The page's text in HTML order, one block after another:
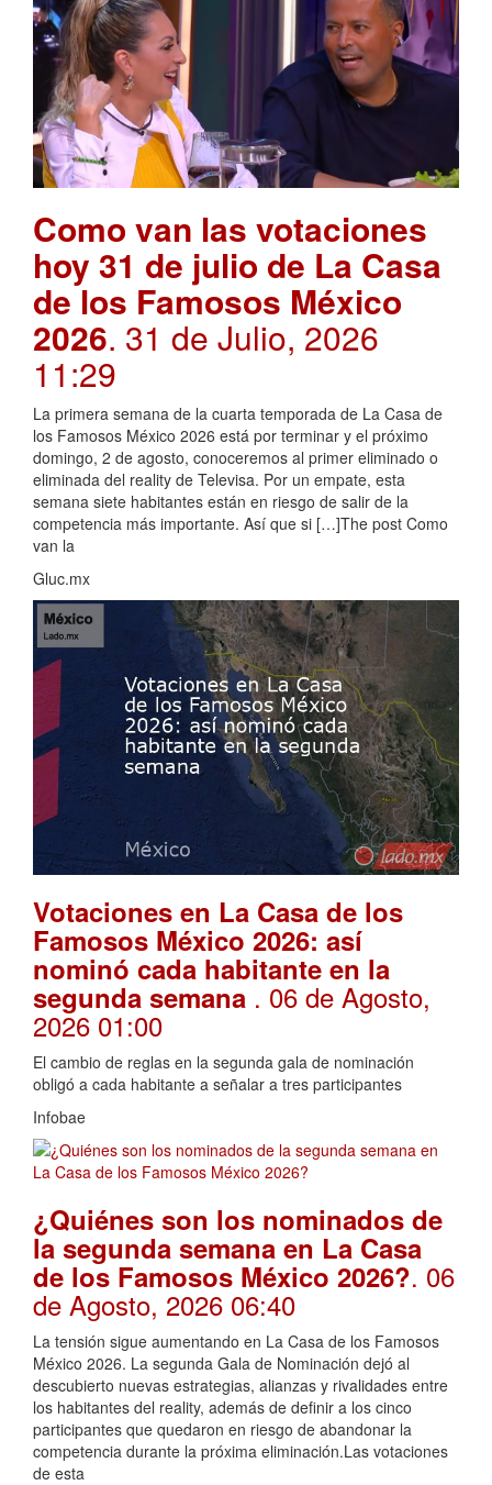
Como van las votaciones
hoy 31 de julio de La Casa
de los Famosos México
2026. 31 de Julio, 2026
11:29
La primera semana de la cuarta temporada de La Casa de
los Famosos México 2026 está por terminar y el próximo
domingo, 2 de agosto, conoceremos al primer eliminado o
eliminada del reality de Televisa. Por un empate, esta
semana siete habitantes están en riesgo de salir de la
competencia más importante. Así que si […]The post Como
van la
Gluc.mx
Votaciones en La Casa de los
Famosos México 2026: así
nominó cada habitante en la
segunda semana . 06 de Agosto,
2026 01:00
El cambio de reglas en la segunda gala de nominación
obligó a cada habitante a señalar a tres participantes
Infobae
¿Quiénes son los nominados de
la segunda semana en La Casa
de los Famosos México 2026?. 06
de Agosto, 2026 06:40
La tensión sigue aumentando en La Casa de los Famosos
México 2026. La segunda Gala de Nominación dejó al
descubierto nuevas estrategias, alianzas y rivalidades entre
los habitantes del reality, además de definir a los cinco
participantes que quedaron en riesgo de abandonar la
competencia durante la próxima eliminación.Las votaciones
de esta